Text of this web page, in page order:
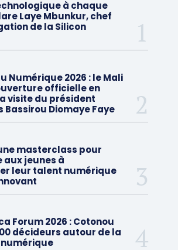
à chaque
Laye Mbunkur, chef
de la Silicon
Numérique 2026 : le Mali
officielle en
visite du président
Bassirou Diomaye Faye
masterclass pour
jeunes à
leur talent numérique
Forum 2026 : Cotonou
décideurs autour de la